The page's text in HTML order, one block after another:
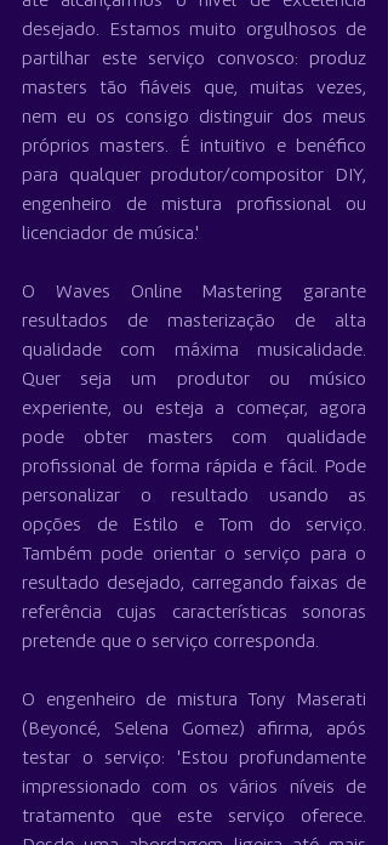
desejado. Estamos muito orgulhosos de
partilhar este serviço convosco: produz
masters tão fiáveis que, muitas vezes,
nem eu os consigo distinguir dos meus
próprios masters. É intuitivo e benéfico
para qualquer produtor/compositor DIY,
engenheiro de mistura profissional ou
licenciador de música.'
O Waves Online Mastering garante
resultados de masterização de alta
qualidade com máxima musicalidade.
Quer seja um produtor ou músico
experiente, ou esteja a começar, agora
pode obter masters com qualidade
profissional de forma rápida e fácil. Pode
personalizar o resultado usando as
opções de Estilo e Tom do serviço.
Também pode orientar o serviço para o
resultado desejado, carregando faixas de
referência cujas características sonoras
pretende que o serviço corresponda.
O engenheiro de mistura Tony Maserati
(Beyoncé, Selena Gomez) afirma, após
testar o serviço: 'Estou profundamente
impressionado com os vários níveis de
tratamento que este serviço oferece.